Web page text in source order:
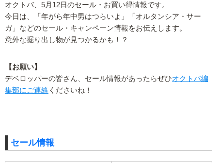
オクトバ、5月12日のセール・お買い得情報です。
今日は、「年がら年中男はつらいよ」「オルタンシア・サー
ガ」などのセール・キャンペーン情報をお伝えします。
意外な掘り出し物が見つかるかも！？
【お願い】
デベロッパーの皆さん、セール情報があったらぜひオクトバ編
集部にご連絡 くださいね！
セール情報